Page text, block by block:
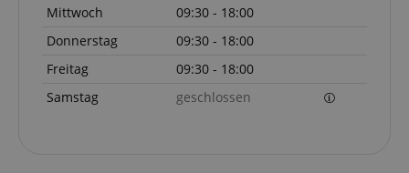
Mittwoch
09:30 - 18:00
Donnerstag
09:30 - 18:00
Freitag
09:30 - 18:00
Samstag
geschlossen